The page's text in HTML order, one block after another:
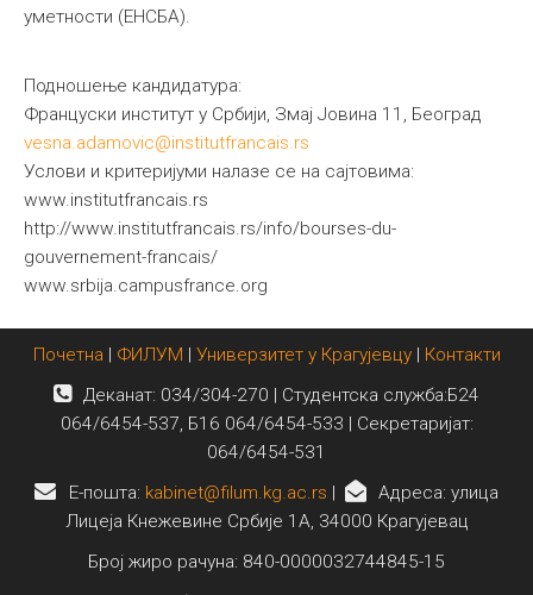
уметности (ЕНСБА).
Подношење кандидатура:
Француски институт у Србији, Змај Јовина 11, Београд
vesna.adamovic@institutfrancais.rs
Услови и критеријуми налазе се на сајтовима:
www.institutfrancais.rs
http://www.institutfrancais.rs/info/bourses-du-
gouvernement-francais/
www.srbija.campusfrance.org
Почетна | ФИЛУМ | Универзитет у Крагујевцу| Контакти
Деканат: 034/304-270 | Студентска служба:Б24
064/6454-537, Б16 064/6454-533 | Секретаријат:
064/6454-531
E-пошта: kabinet@filum.kg.ac.rs |
Адреса: улица
Лицеја Кнежевине Србије 1А, 34000 Крагујевац
Број жиро рачуна: 840-0000032744845-15